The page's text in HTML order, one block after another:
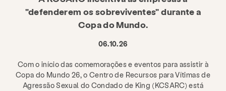
"defenderem os sobreviventes" durante a
Copa do Mundo.
06.10.26
Com o início das comemorações e eventos para assistir à
Copa do Mundo 26, o Centro de Recursos para Vítimas de
Agressão Sexual do Condado de King (KCSARC) está